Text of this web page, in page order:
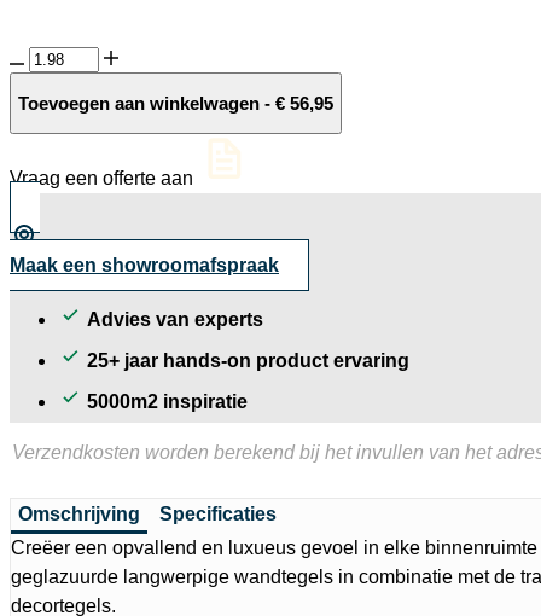
Ritmo
Wickwo
10MM
mat
cm
Toevoegen aan winkelwagen - € 56,95
Vraag een offerte aan
Maak een showroomafspraak
Advies van experts
25+ jaar hands-on product ervaring
5000m2 inspiratie
Verzendkosten worden berekend bij het invullen van het
Omschrijving
Specificaties
Creëer een opvallend en luxueus gevoel in elke
geglazuurde langwerpige wandtegels in combinatie met de
decortegels.